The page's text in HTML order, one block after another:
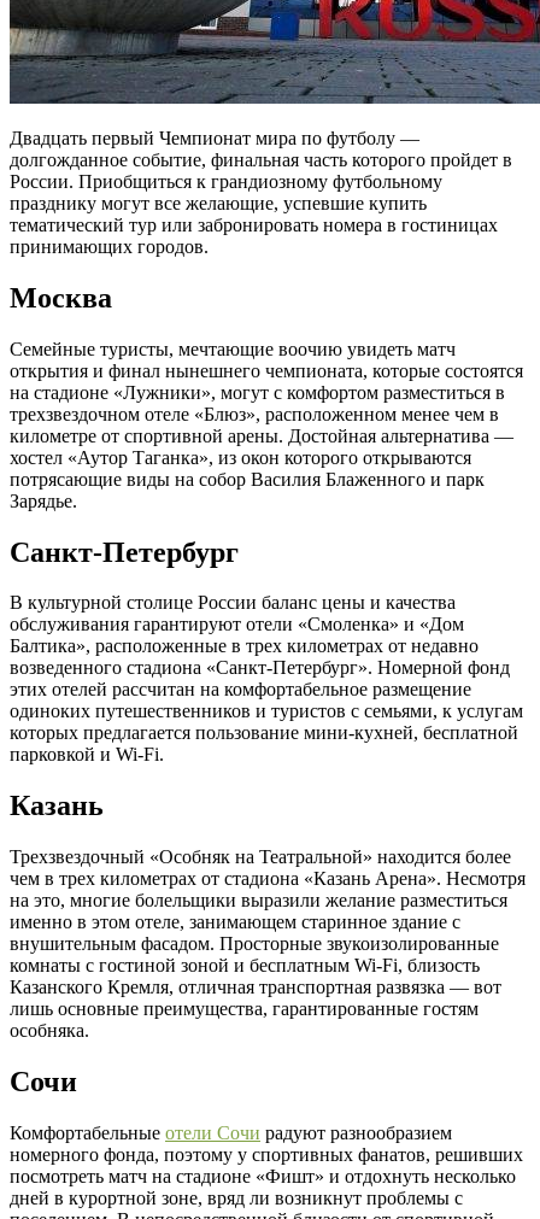
Двадцать первый Чемпионат мира по футболу —
долгожданное событие, финальная часть которого пройдет в
России. Приобщиться к грандиозному футбольному
празднику могут все желающие, успевшие купить
тематический тур или забронировать номера в гостиницах
принимающих городов.
Москва
Семейные туристы, мечтающие воочию увидеть матч
открытия и финал нынешнего чемпионата, которые состоятся
на стадионе «Лужники», могут с комфортом разместиться в
трехзвездочном отеле «Блюз», расположенном менее чем в
километре от спортивной арены. Достойная альтернатива —
хостел «Аутор Таганка», из окон которого открываются
потрясающие виды на собор Василия Блаженного и парк
Зарядье.
Санкт-Петербург
В культурной столице России баланс цены и качества
обслуживания гарантируют отели «Смоленка» и «Дом
Балтика», расположенные в трех километрах от недавно
возведенного стадиона «Санкт-Петербург». Номерной фонд
этих отелей рассчитан на комфортабельное размещение
одиноких путешественников и туристов с семьями, к услугам
которых предлагается пользование мини-кухней, бесплатной
парковкой и Wi-Fi.
Казань
Трехзвездочный «Особняк на Театральной» находится более
чем в трех километрах от стадиона «Казань Арена». Несмотря
на это, многие болельщики выразили желание разместиться
именно в этом отеле, занимающем старинное здание с
внушительным фасадом. Просторные звукоизолированные
комнаты с гостиной зоной и бесплатным Wi-Fi, близость
Казанского Кремля, отличная транспортная развязка — вот
лишь основные преимущества, гарантированные гостям
особняка.
Сочи
Комфортабельные отели Сочи радуют разнообразием
номерного фонда, поэтому у спортивных фанатов, решивших
посмотреть матч на стадионе «Фишт» и отдохнуть несколько
дней в курортной зоне, вряд ли возникнут проблемы с